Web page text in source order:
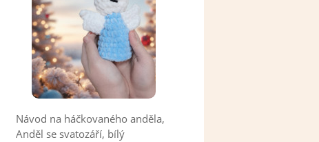
Návod na háčkovaného anděla,
Anděl se svatozáří, bílý